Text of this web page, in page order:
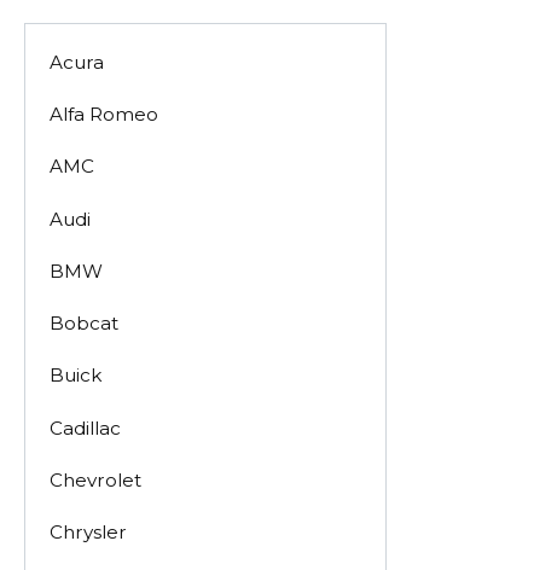
Acura
Alfa Romeo
AMC
Audi
BMW
Bobcat
Buick
Cadillac
Chevrolet
Chrysler